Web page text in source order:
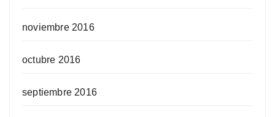
noviembre 2016
octubre 2016
septiembre 2016